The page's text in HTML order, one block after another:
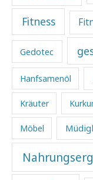
Fitness
Gedotec
Hanfsamenöl
Kräuter
Möbel